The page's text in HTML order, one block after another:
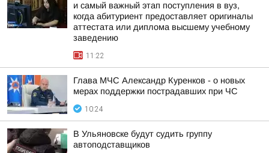
и самый важный этап поступления в вуз,
когда абитуриент предоставляет оригиналы
аттестата или диплома высшему учебному
заведению
11:22
Глава МЧС Александр Куренков - о новых
мерах поддержки пострадавших при ЧС
10:24
В Ульяновске будут судить группу
автоподставщиков